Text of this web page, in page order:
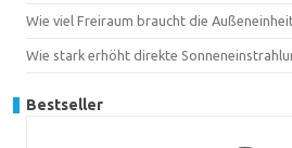
Wie viel Freiraum braucht die
Wie stark erhöht direkte
Bestseller